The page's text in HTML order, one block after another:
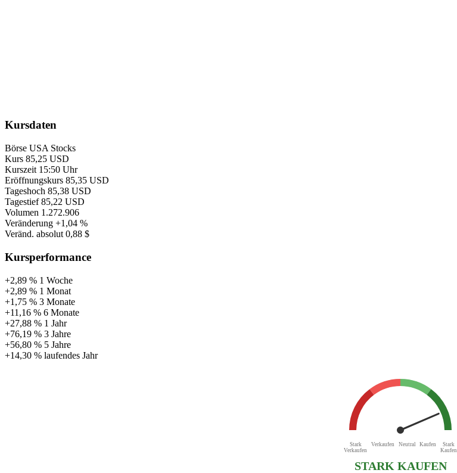
Kursdaten
Börse USA Stocks
Kurs 85,25 USD
Kurszeit 15:50 Uhr
Eröffnungskurs 85,35 USD
Tageshoch 85,38 USD
Tagestief 85,22 USD
Volumen 1.272.906
Veränderung +1,04 %
Veränd. absolut 0,88 $
Kursperformance
+2,89 % 1 Woche
+2,89 % 1 Monat
+1,75 % 3 Monate
+11,16 % 6 Monate
+27,88 % 1 Jahr
+76,19 % 3 Jahre
+56,80 % 5 Jahre
+14,30 % laufendes Jahr
Stark
Verkaufen
Verkaufen Neutral Kaufen
Stark
Kaufen
STARK KAUFEN